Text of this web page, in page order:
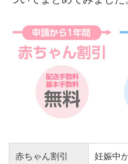
赤ちゃん割引
妊娠中